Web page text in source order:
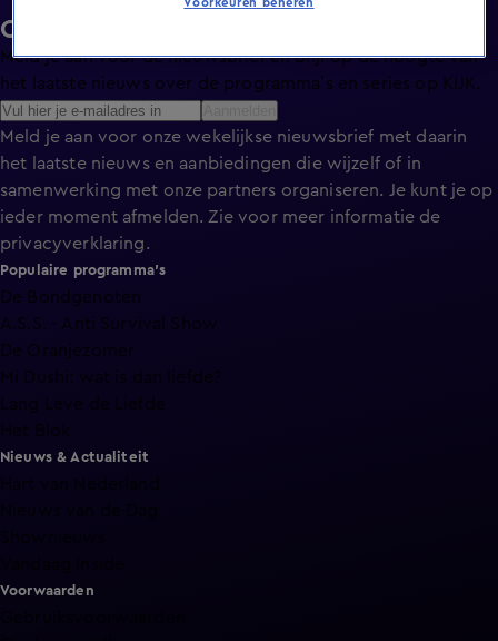
Ontvang de KIJK-nieuwsbrief
Meld je aan voor de nieuwsbrief en blijf op de hoogte van
het laatste nieuws over de programma’s en series op KIJK.
Meld je aan voor onze wekelijkse nieuwsbrief met daarin
het laatste nieuws en aanbiedingen die wijzelf of in
samenwerking met onze partners organiseren. Je kunt je op
ieder moment afmelden. Zie voor meer informatie de
privacyverklaring.
Populaire programma's
De Bondgenoten
A.S.S. - Anti Survival Show
De Oranjezomer
Mi Dushi: wat is dan liefde?
Lang Leve de Liefde
Het Blok
Nieuws & Actualiteit
Voorwaarden
Voorkeuren beheren